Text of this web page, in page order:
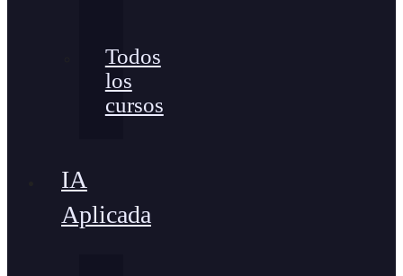
Todos
los
cursos
IA
Aplicada